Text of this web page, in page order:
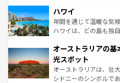
着のスイス情報は
のような巨大都市は、
ンメントが詰まった刺
西部には大自然が広が
部のニューオーリンズ
文化が魅力。旅行者は
しみながら、その多様
るだろう。車でのロー
ハワイ
年間を通じて温暖な気
ハワイは、どの島も独
ワイ島は見逃せない。
島だが、静かな自然を
おすすめ。エメラルド
文化や歴史が息づいて
オーストラリアの
光スポット
オーストラリアは、壮
シドニーのシンボルで